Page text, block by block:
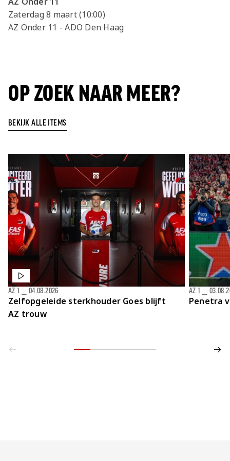
Zaterdag 8 maart (10:00)
AZ Onder 11 - ADO Den Haag
OP ZOEK NAAR MEER?
BEKIJK ALLE ITEMS
Zelfopgeleide sterkhouder Goes blijft
AZ trouw
AZ 1 04.08.2026
Penetra
AZ 1